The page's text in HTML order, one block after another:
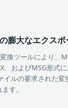
膨大なエクスポ
換ツールにより、
、およびMSG形式
イルの要求された変
す。